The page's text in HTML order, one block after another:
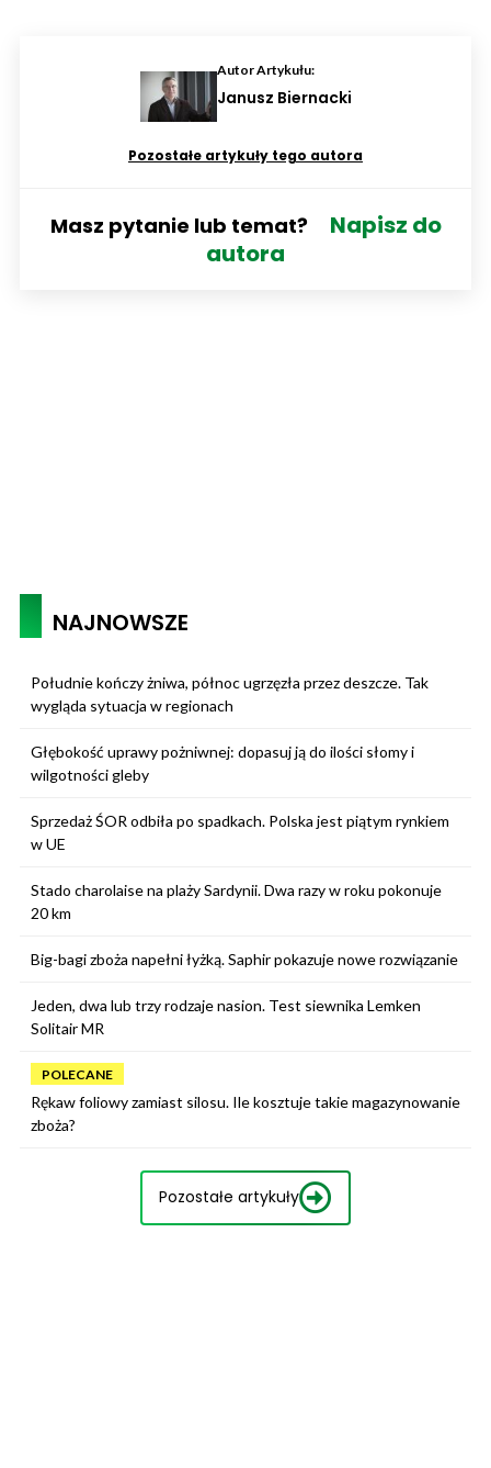
Autor Artykułu:
Janusz Biernacki
Pozostałe artykuły tego autora
Masz pytanie lub temat?
Napisz do
autora
NAJNOWSZE
Południe kończy żniwa, północ ugrzęzła przez deszcze. Tak
wygląda sytuacja w regionach
Głębokość uprawy pożniwnej: dopasuj ją do ilości słomy i
wilgotności gleby
Sprzedaż ŚOR odbiła po spadkach. Polska jest piątym rynkiem
w UE
Stado charolaise na plaży Sardynii. Dwa razy w roku pokonuje
20 km
Big-bagi zboża napełni łyżką. Saphir pokazuje nowe rozwiązanie
Jeden, dwa lub trzy rodzaje nasion. Test siewnika Lemken
Solitair MR
POLECANE
Rękaw foliowy zamiast silosu. Ile kosztuje takie magazynowanie
zboża?
Pozostałe artykuły